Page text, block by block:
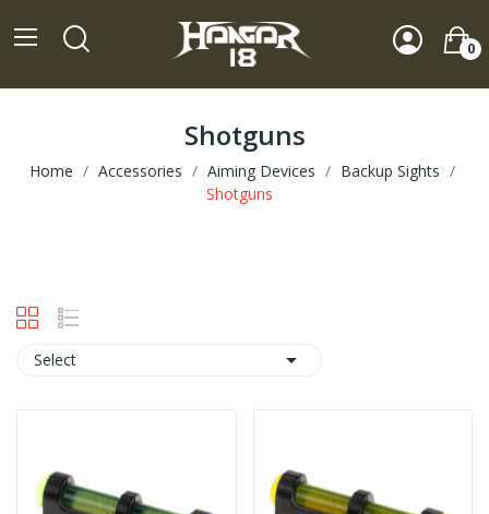
0
Shotguns
Home Accessories Aiming Devices
Backup Sights
Shotguns
Select 